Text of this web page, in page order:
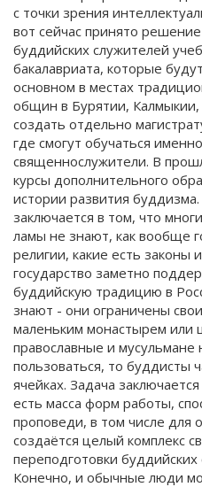
с точки зрения
вот сейчас принято
буддийских служителей
бакалавриата, которые
основном в местах
общин в Бурятии,
создать отдельно
где смогут обучаться
священнослужители. В
курсы дополнительного
истории развития
заключается в том, что
ламы не знают, как вообще
религии, какие есть
государство заметно
буддийскую традицию в
знают - они ограничены
маленьким монастырем или
православные и мусульмане
пользоваться, то буддисты
ячейках. Задача
есть масса форм работы,
проповеди, в том числе для
создаётся целый комплекс
переподготовки
Конечно, и обычные люди